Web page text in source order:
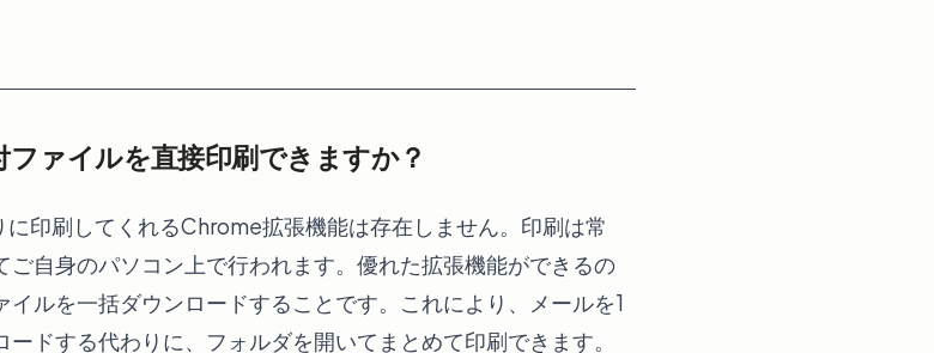
ァイルを直接印刷できますか？
印刷してくれるChrome拡張機能は存在しません。印刷は常
自身のパソコン上で行われます。優れた拡張機能ができるの
ルを一括ダウンロードすることです。これにより、メールを1
ドする代わりに、フォルダを開いてまとめて印刷できます。